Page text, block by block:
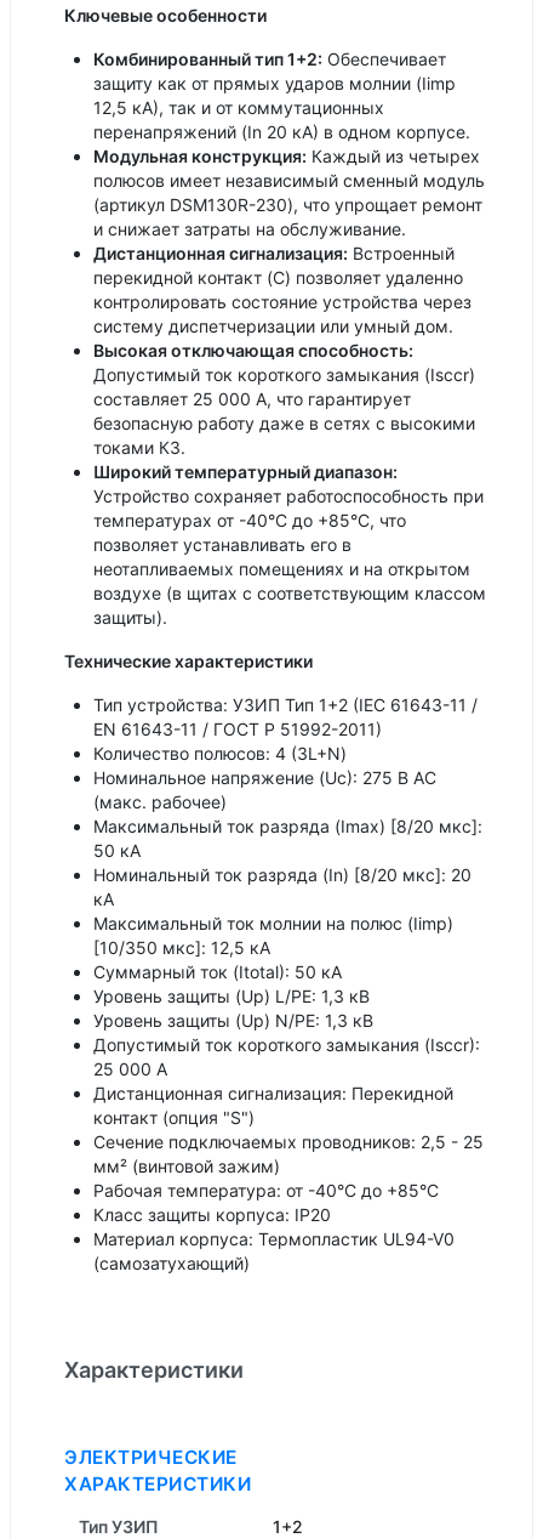
Ключевые особенности
Комбинированный тип 1+2: Обеспечивает
защиту как от прямых ударов молнии (Iimp
12,5 кА), так и от коммутационных
перенапряжений (In 20 кА) в одном корпусе.
Модульная конструкция: Каждый из четырех
полюсов имеет независимый сменный модуль
(артикул DSM130R-230), что упрощает ремонт
и снижает затраты на обслуживание.
Дистанционная сигнализация: Встроенный
перекидной контакт (C) позволяет удаленно
контролировать состояние устройства через
систему диспетчеризации или умный дом.
Высокая отключающая способность:
Допустимый ток короткого замыкания (Isccr)
составляет 25 000 A, что гарантирует
безопасную работу даже в сетях с высокими
токами КЗ.
Широкий температурный диапазон:
Устройство сохраняет работоспособность при
температурах от -40°C до +85°C, что
позволяет устанавливать его в
неотапливаемых помещениях и на открытом
воздухе (в щитах с соответствующим классом
защиты).
Технические характеристики
Тип устройства: УЗИП Тип 1+2 (IEC 61643-11 /
EN 61643-11 / ГОСТ Р 51992-2011)
Количество полюсов: 4 (3L+N)
Номинальное напряжение (Uc): 275 В AC
(макс. рабочее)
Максимальный ток разряда (Imax) [8/20 мкс]:
50 кА
Номинальный ток разряда (In) [8/20 мкс]: 20
кА
Максимальный ток молнии на полюс (Iimp)
[10/350 мкс]: 12,5 кА
Суммарный ток (Itotal): 50 кА
Уровень защиты (Up) L/PE: 1,3 кВ
Уровень защиты (Up) N/PE: 1,3 кВ
Допустимый ток короткого замыкания (Isccr):
25 000 A
Дистанционная сигнализация: Перекидной
контакт (опция "S")
Сечение подключаемых проводников: 2,5 - 25
мм² (винтовой зажим)
Рабочая температура: от -40°C до +85°C
Класс защиты корпуса: IP20
Материал корпуса: Термопластик UL94-V0
(самозатухающий)
Характеристики
ЭЛЕКТРИЧЕСКИЕ
ХАРАКТЕРИСТИКИ
Тип УЗИП 1+2